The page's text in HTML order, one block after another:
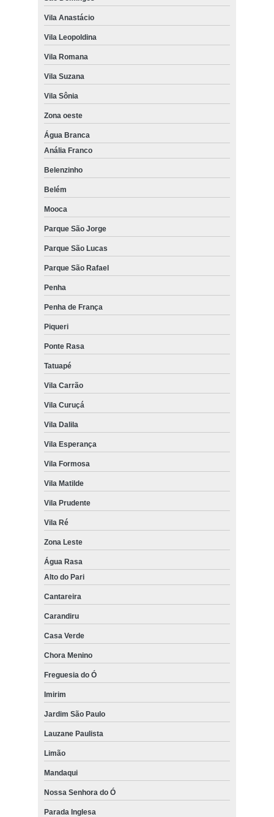
Vila Anastácio
Vila Leopoldina
Vila Romana
Vila Suzana
Vila Sônia
Zona oeste
Água Branca
Anália Franco
Belenzinho
Belém
Mooca
Parque São Jorge
Parque São Lucas
Parque São Rafael
Penha
Penha de França
Piqueri
Ponte Rasa
Tatuapé
Vila Carrão
Vila Curuçá
Vila Dalila
Vila Esperança
Vila Formosa
Vila Matilde
Vila Prudente
Vila Ré
Zona Leste
Água Rasa
Alto do Pari
Cantareira
Carandiru
Casa Verde
Chora Menino
Freguesia do Ó
Imirim
Jardim São Paulo
Lauzane Paulista
Limão
Mandaqui
Nossa Senhora do Ó
Parada Inglesa